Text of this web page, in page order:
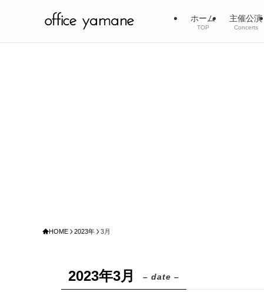
ホーム
TOP
主催公演
Concerts
HOME 2023年 3月
2023年3月 – date –